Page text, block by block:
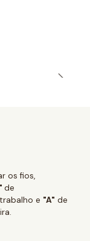
os fios,
de
e "A" de